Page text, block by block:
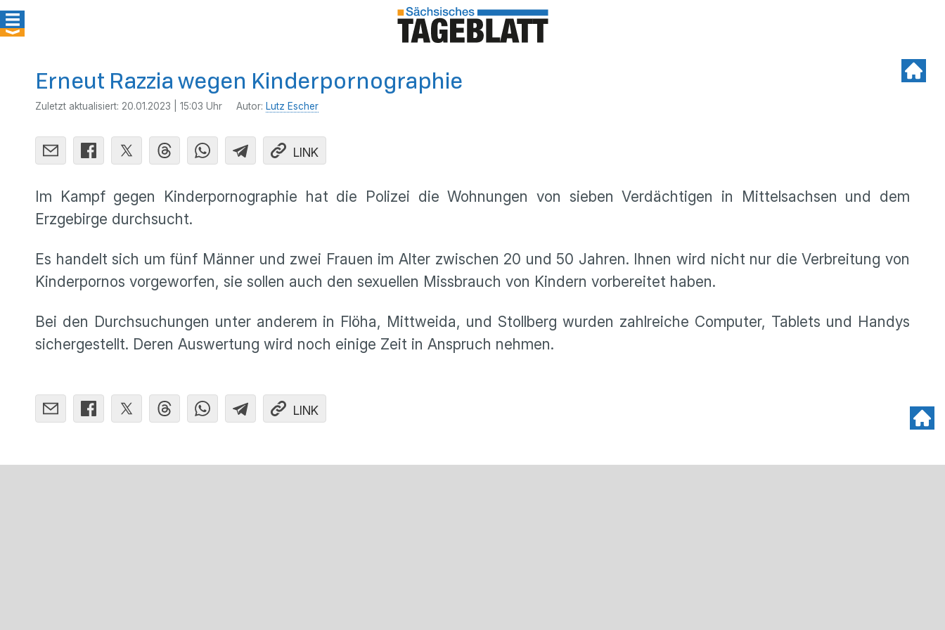
Erneut Razzia wegen Kinderpornographie
Zuletzt aktualisiert: 20.01.2023 | 15:03 Uhr Autor: Lutz Escher
LINK
Im Kampf gegen Kinderpornographie hat die Polizei die Wohnungen von sieben Verdächtigen in Mittelsachsen und dem
Erzgebirge durchsucht.
Es handelt sich um fünf Männer und zwei Frauen im Alter zwischen 20 und 50 Jahren. Ihnen wird nicht nur die Verbreitung von
Kinderpornos vorgeworfen, sie sollen auch den sexuellen Missbrauch von Kindern vorbereitet haben.
Bei den Durchsuchungen unter anderem in Flöha, Mittweida, und Stollberg wurden zahlreiche Computer, Tablets und Handys
sichergestellt. Deren Auswertung wird noch einige Zeit in Anspruch nehmen.
LINK